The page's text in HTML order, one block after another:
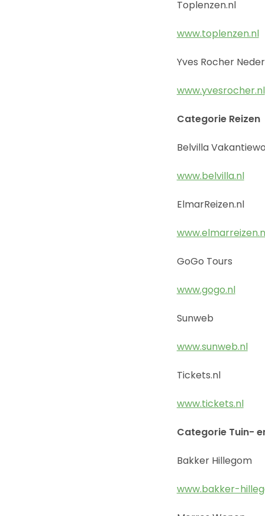
Toplenzen.nl
www.toplenzen.nl
Yves Rocher
www.yvesrocher.nl
Categorie Reizen
Belvilla
www.belvilla.nl
ElmarReizen.nl
GoGo Tours
www.gogo.nl
Sunweb
www.sunweb.nl
Tickets.nl
www.tickets.nl
Categorie Tuin-
Bakker Hillegom
www.bakker-